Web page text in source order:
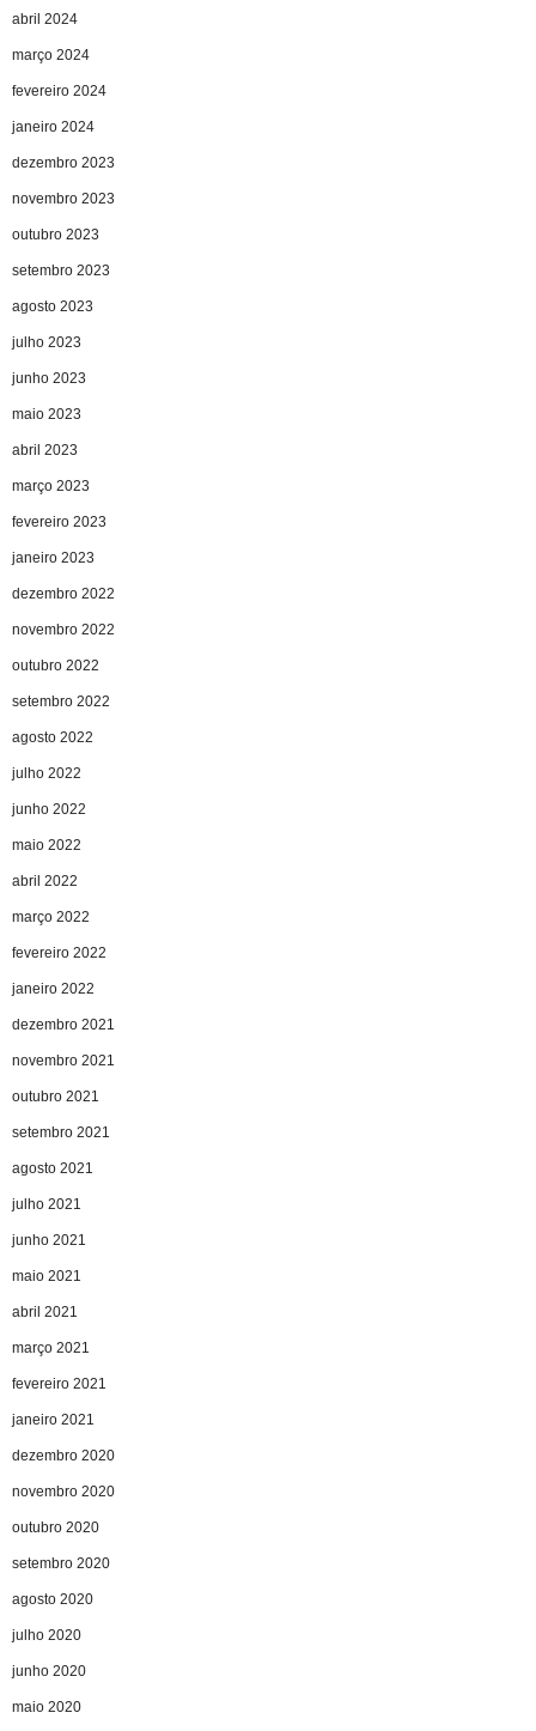
abril 2024
março 2024
fevereiro 2024
janeiro 2024
dezembro 2023
novembro 2023
outubro 2023
setembro 2023
agosto 2023
julho 2023
junho 2023
maio 2023
abril 2023
março 2023
fevereiro 2023
janeiro 2023
dezembro 2022
novembro 2022
outubro 2022
setembro 2022
agosto 2022
julho 2022
junho 2022
maio 2022
abril 2022
março 2022
fevereiro 2022
janeiro 2022
dezembro 2021
novembro 2021
outubro 2021
setembro 2021
agosto 2021
julho 2021
junho 2021
maio 2021
abril 2021
março 2021
fevereiro 2021
janeiro 2021
dezembro 2020
novembro 2020
outubro 2020
setembro 2020
agosto 2020
julho 2020
junho 2020
maio 2020